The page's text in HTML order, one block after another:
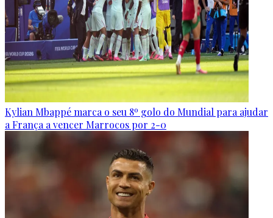
Kylian Mbappé marca o seu 8º golo do Mundial para ajudar
a França a vencer Marrocos por 2-0